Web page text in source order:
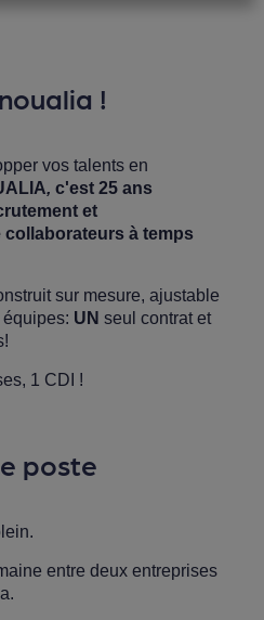
!
vos talents en
, c'est 25 ans
et
collaborateurs à temps
sur mesure, ajustable
UN seul contrat et
1 CDI !
poste
entre deux entreprises